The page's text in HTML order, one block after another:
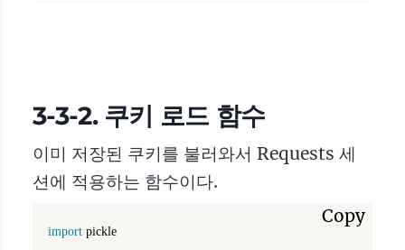
3-3-2. 쿠키 로드 함수
이미 저장된 쿠키를 불러와서 Requests 세
션에 적용하는 함수이다.
import pickle
Copy